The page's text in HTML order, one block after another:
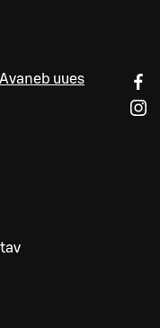
Avaneb uues